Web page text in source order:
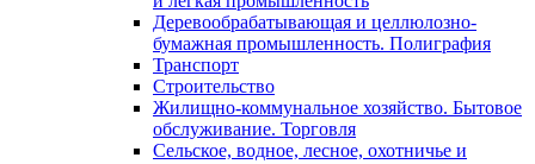
Деревообрабатывающая и целлюлозно-
бумажная промышленность. Полиграфия
Транспорт
Строительство
Жилищно-коммунальное хозяйство. Бытовое
обслуживание. Торговля
Сельское, водное, лесное, охотничье и